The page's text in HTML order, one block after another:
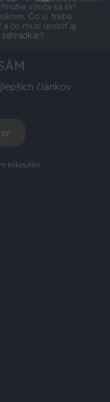
viniča sa šíri
Čo si treba
a čo musí urobiť aj
článkov
kliknutím.